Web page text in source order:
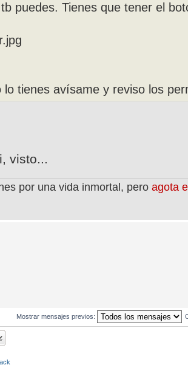
puedes. Tienes que tener el
lo tienes avísame y reviso los
visto...
por una vida inmortal, pero agota
Mostrar mensajes previos: